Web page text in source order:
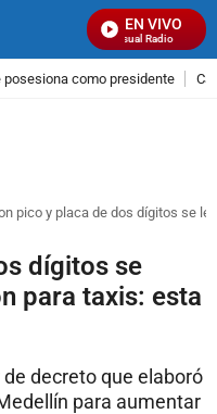
EN VIVO
Señal Visual Radio
posesiona como presidente
pico y placa de dos dígitos se
dígitos se
para taxis: esta
decreto que elaboró
para aumentar